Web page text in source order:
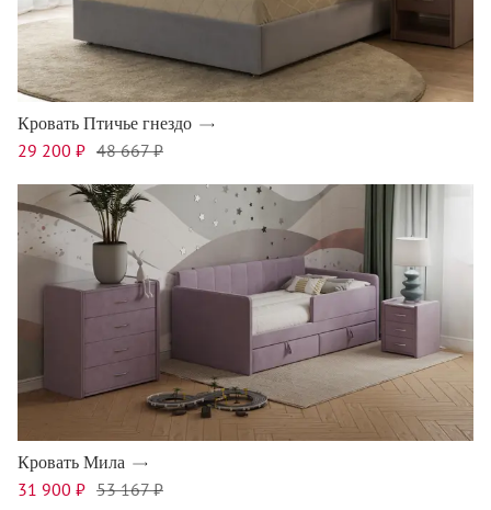
Кровать Птичье гнездо
29 200 ₽ 48 667 ₽
Кровать Мила
31 900 ₽ 53 167 ₽